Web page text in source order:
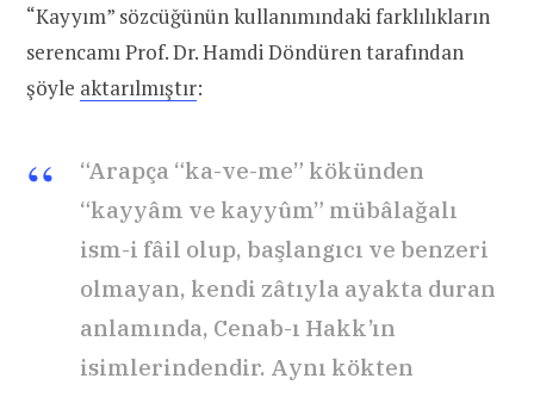
“Kayyım” sözcüğünün kullanımındaki farklılıkların
serencamı Prof. Dr. Hamdi Döndüren tarafından
şöyle aktarılmıştır:
“Arapça “ka-ve-me” kökünden
“kayyâm ve kayyûm” mübâlağalı
ism-i fâil olup, başlangıcı ve benzeri
olmayan, kendi zâtıyla ayakta duran
anlamında, Cenab-ı Hakk’ın
isimlerindendir. Aynı kökten